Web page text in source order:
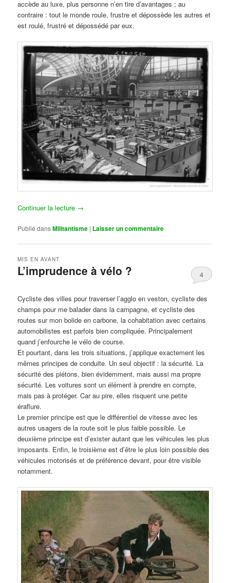
accède au luxe, plus personne n’en tire d’avantages ; au
contraire : tout le monde roule, frustre et dépossède les autres et
est roulé, frustré et dépossédé par eux.
Continuer la lecture →
Publié dansMilitantisme | Laisser un commentaire
L’imprudence à vélo ?
MIS EN AVANT
4
Cycliste des villes pour traverser l’agglo en veston, cycliste des
champs pour me balader dans la campagne, et cycliste des
routes sur mon bolide en carbone, la cohabitation avec certains
automobilistes est parfois bien compliquée. Principalement
quand j’enfourche le vélo de course.
Et pourtant, dans les trois situations, j’applique exactement les
mêmes principes de conduite. Un seul objectif : la sécurité. La
sécurité des piétons, bien évidemment, mais aussi ma propre
sécurité. Les voitures sont un élément à prendre en compte,
mais pas à protéger. Car au pire, elles risquent une petite
éraflure.
Le premier principe est que le différentiel de vitesse avec les
autres usagers de la route soit le plus faible possible. Le
deuxième principe est d’exister autant que les véhicules les plus
imposants. Enfin, le troisième est d’être le plus loin possible des
véhicules motorisés et de préférence devant, pour être visible
notamment.